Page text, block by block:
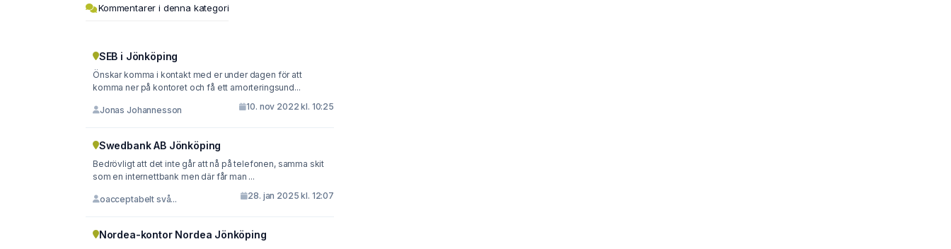
Kommentarer i denna kategori
SEB i Jönköping
Önskar komma i kontakt med er under dagen för att
komma ner på kontoret och få ett amorteringsund...
Jonas Johannesson 10. nov 2022 kl. 10:25
Swedbank AB Jönköping
Bedrövligt att det inte går att nå på telefonen, samma skit
som en internettbank men där får man ...
oacceptabelt svå... 28. jan 2025 kl. 12:07
Nordea-kontor Nordea Jönköping